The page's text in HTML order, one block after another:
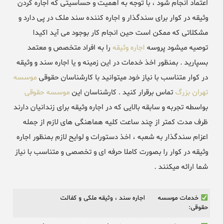
اعتماد انجام شود ، با توجه به اهمیت و حساسیتی که اجاره کردن
وثیقه در کوار برای سندگذار و اجاره کننده سند ملک در پی دارد و
مشکلاتی که ممکن است حین انجام کار بوجود می آید اکیدا
توصیه میشود پروسه اجاره وثیقه را به افراد متخصص و معتمد
بسپارید . بمنظور اخذ خدمات در این زمینه و یا اجاره سند و وثیقه
در کوار متناسب با نیاز خود میتوانید با کارشناسان حقوقیموسسه
تهران بزرگتماس برقرار کنید . کارشناسان اینموسسه حقوقی
بواسطه تجربه و سابقه بالایی که در اجاره وثیقه برای زندانیان دارند
ظرف مدت کمتر از چند ساعت کلیه هماهنگی های لازم از جمله
اعزام سندگذار به شعبه ، اخذ دستورات و لوایح لازم بمنظور اجاره
وثیقه در کوار را بصورت کاملا حرفه ای و تخصصی و متناسب با نیاز
شما ارائه میکنند .
خدمات موسسه
حقوقی:
اجاره سند ، وثیقه ملکی و کفالت